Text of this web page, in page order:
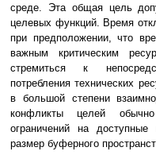
среде. Эта общая цель
целевых функций. Время
при предположении, что
важным критическим
стремиться к
потребления технических
в большой степени
конфликты целей
ограничений на
размер буферного